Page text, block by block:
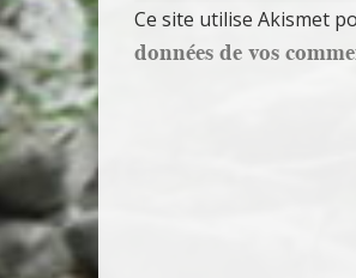
Ce site utilise Akismet
données de vos